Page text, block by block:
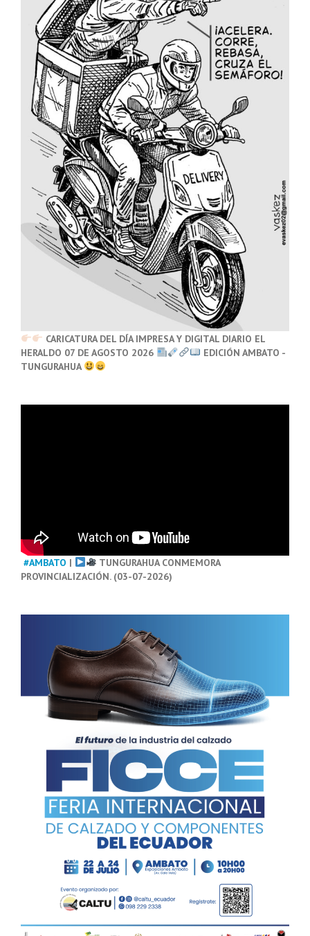
CARICATURA DEL DÍA IMPRESA Y DIGITAL DIARIO EL
HERALDO 07 DE AGOSTO 2026
EDICIÓN AMBATO -
TUNGURAHUA
#AMBATO |
TUNGURAHUA CONMEMORA
PROVINCIALIZACIÓN. (03-07-2026)